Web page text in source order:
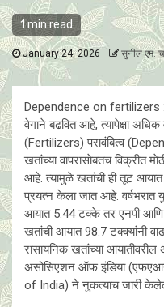
1 min read
January 24, 2026 सुनील एम.
Dependence on fertilizers :
वेगाने बढवित आहे, त्यापेक्षा
(Fertilizers) परावंबित्व
खतांच्या वापरासाेबतच विक्रीत
आहे. त्यामुळे खतांची ही तूट
प्रयत्न केला जात आहे. वर्षभरात
आयात 5.44 टक्के तर एनपी
खतांची आयात 98.7 टक्क्यांनी
रासायनिक खतांच्या
असोसिएशन ऑफ इंडिया
of India) ने नुकत्याच जारी